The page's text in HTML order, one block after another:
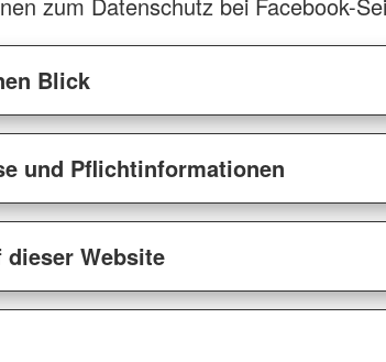
Blick
und Pflichtinformationen
dieser Website